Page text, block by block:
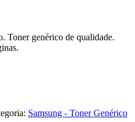
genérico de qualidade.
Samsung - Toner Genérico